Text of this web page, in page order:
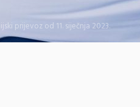
prijevoz od 11. siječnja 2023.